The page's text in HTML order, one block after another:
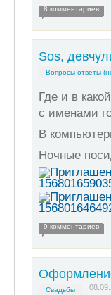
8 комментариев
Sos,
Вопросы-ответы
Где и в
с именами
В
Ночные
9 комментариев
Свадьбы